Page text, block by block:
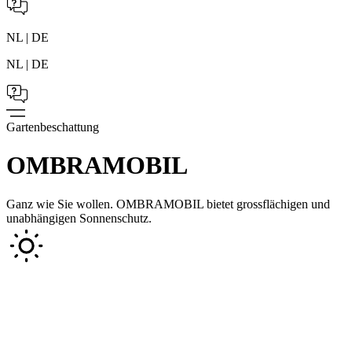
NL | DE
NL | DE
Gartenbeschattung
OMBRAMOBIL
Ganz wie Sie wollen. OMBRAMOBIL bietet grossflächigen und
unabhängigen Sonnenschutz.